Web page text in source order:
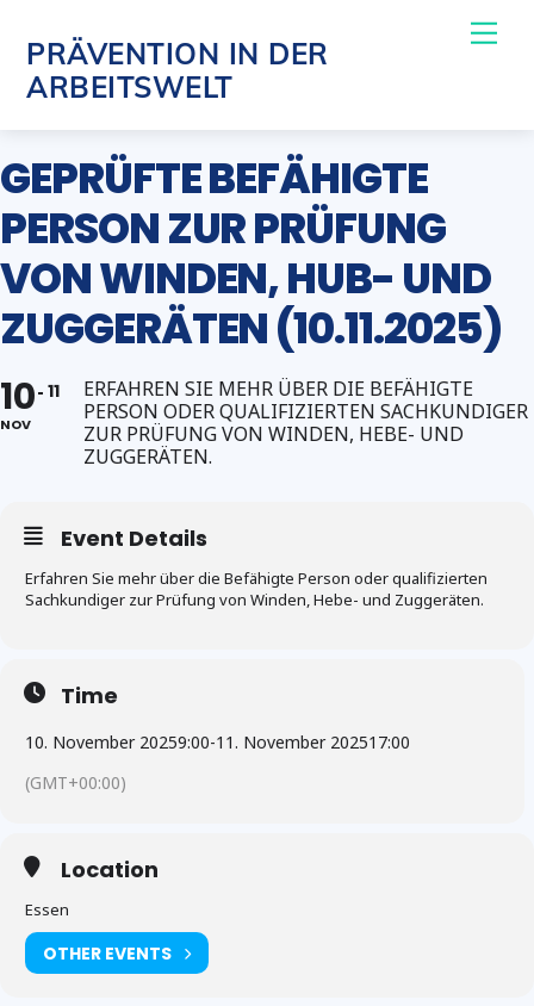
content
PRÄVENTION IN DER
ARBEITSWELT
GEPRÜFTE BEFÄHIGTE
PERSON ZUR PRÜFUNG
VON WINDEN, HUB- UND
ZUGGERÄTEN (10.11.2025)
10
NOV
11
ERFAHREN SIE MEHR ÜBER DIE BEFÄHIGTE
PERSON ODER QUALIFIZIERTEN SACHKUNDIGER
ZUR PRÜFUNG VON WINDEN, HEBE- UND
ZUGGERÄTEN.
Event Details
Erfahren Sie mehr über die Befähigte Person oder qualifizierten
Sachkundiger zur Prüfung von Winden, Hebe- und Zuggeräten.
Time
10. November 20259:00-11. November 202517:00
(GMT+00:00)
Location
Essen
OTHER EVENTS